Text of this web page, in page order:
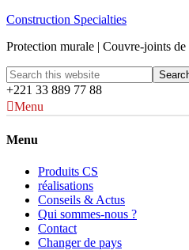
Construction Specialties
Protection murale | Couvre-joints
+221 33 889 77 88
Menu
Menu
Produits CS
réalisations
Conseils & Actus
Qui sommes-nous ?
Contact
Changer de pays